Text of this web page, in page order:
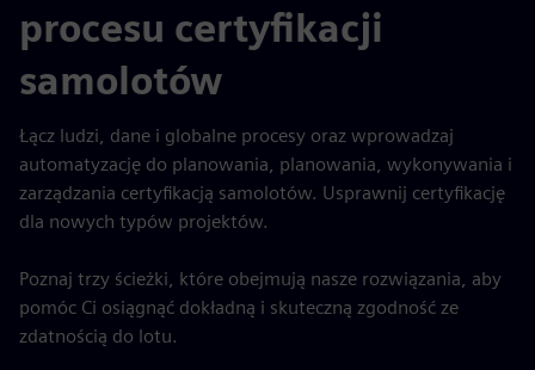
procesu certyfikacji
samolotów
Łącz ludzi, dane i globalne procesy oraz wprowadzaj
automatyzację do planowania, planowania, wykonywania i
zarządzania certyfikacją samolotów. Usprawnij certyfikację
dla nowych typów projektów.
Poznaj trzy ścieżki, które obejmują nasze rozwiązania, aby
pomóc Ci osiągnąć dokładną i skuteczną zgodność ze
zdatnością do lotu.